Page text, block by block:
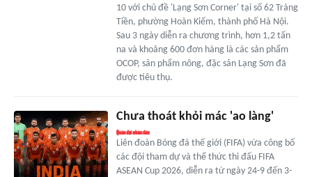
10 với chủ đề 'Lạng Sơn Corner' tại số 62 Tràng
Tiền, phường Hoàn Kiếm, thành phố Hà Nội.
Sau 3 ngày diễn ra chương trình, hơn 1,2 tấn
na và khoảng 600 đơn hàng là các sản phẩm
OCOP, sản phẩm nông, đặc sản Lạng Sơn đã
được tiêu thụ.
Chưa thoát khỏi mác 'ao làng'
Liên đoàn Bóng đá thế giới (FIFA) vừa công bố
các đội tham dự và thể thức thi đấu FIFA
ASEAN Cup 2026, diễn ra từ ngày 24-9 đến 3-